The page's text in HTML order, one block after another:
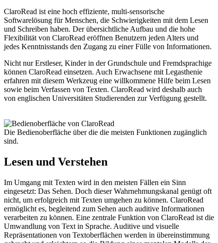
ClaroRead ist eine hoch effiziente, multi-sensorische
Softwarelösung für Menschen, die Schwierigkeiten mit dem Lesen
und Schreiben haben. Der übersichtliche Aufbau und die hohe
Flexibilität von ClaroRead eröffnen Benutzern jeden Alters und
jedes Kenntnisstands den Zugang zu einer Fülle von Informationen.
Nicht nur Erstleser, Kinder in der Grundschule und Fremdsprachige
können ClaroRead einsetzen. Auch Erwachsene mit Legasthenie
erfahren mit diesem Werkzeug eine willkommene Hilfe beim Lesen
sowie beim Verfassen von Texten. ClaroRead wird deshalb auch
von englischen Universitäten Studierenden zur Verfügung gestellt.
Die Bedienoberfläche über die die meisten Funktionen zugänglich
sind.
Lesen und Verstehen
Im Umgang mit Texten wird in den meisten Fällen ein Sinn
eingesetzt: Das Sehen. Doch dieser Wahrnehmungskanal genügt oft
nicht, um erfolgreich mit Texten umgehen zu können. ClaroRead
ermöglicht es, begleitend zum Sehen auch auditive Informationen
verarbeiten zu können. Eine zentrale Funktion von ClaroRead ist die
Umwandlung von Text in Sprache. Auditive und visuelle
Repräsentationen von Textoberflächen werden in übereinstimmung